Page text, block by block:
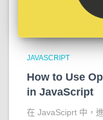
JAVASCRIPT
How to Use
in JavaScript
在 JavaSciprt 中，